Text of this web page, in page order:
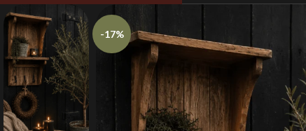
-17%